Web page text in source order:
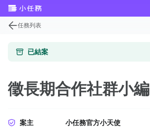
任務列表
已結案
徵長期合作社群小編
案主 小任務官方小天使